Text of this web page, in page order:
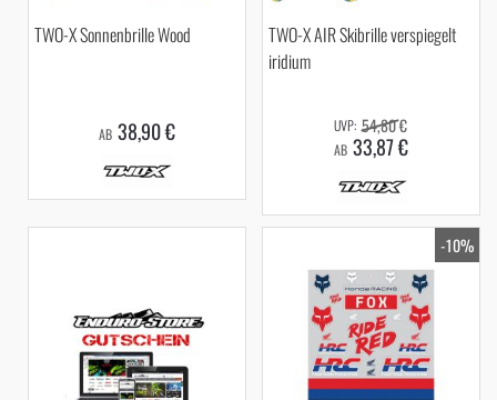
TWO-X Sonnenbrille Wood
AB 38,90 €
TWO-X AIR Skibrille verspiegelt
iridium
AB 33,87 €
54,80 €
-10%